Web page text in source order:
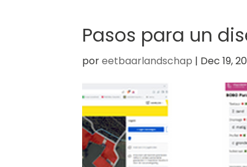
Pasos para un
poreetbaarlandschap | Dec 19,